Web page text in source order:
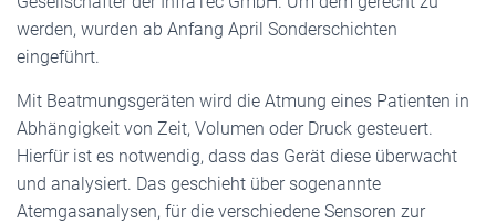
werden, wurden ab Anfang April Sonderschichten
eingeführt.
Mit Beatmungsgeräten wird die Atmung eines Patienten in
Abhängigkeit von Zeit, Volumen oder Druck gesteuert.
Hierfür ist es notwendig, dass das Gerät diese überwacht
und analysiert. Das geschieht über sogenannte
Atemgasanalysen, für die verschiedene Sensoren zur